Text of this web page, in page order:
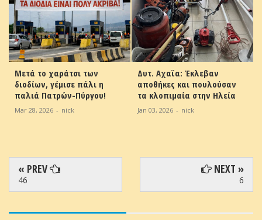
Μετά το χαράτσι των
διοδίων, γέμισε πάλι η
παλιά Πατρών-Πύργου!
Mar 28, 2026 - nick
Δυτ. Αχαϊα: Έκλεβαν
αποθήκες και πουλούσαν
τα κλοπιμαία στην Ηλεία
Jan 03, 2026 - nick
« PREV
46
NEXT »
6